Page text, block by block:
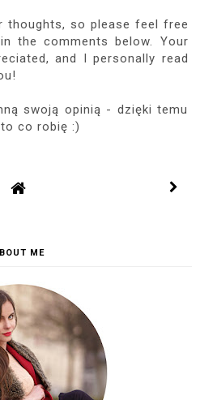
thoughts, so please feel free
the comments below. Your
and I personally read
swoją opinią - dzięki temu
co robię :)
ME